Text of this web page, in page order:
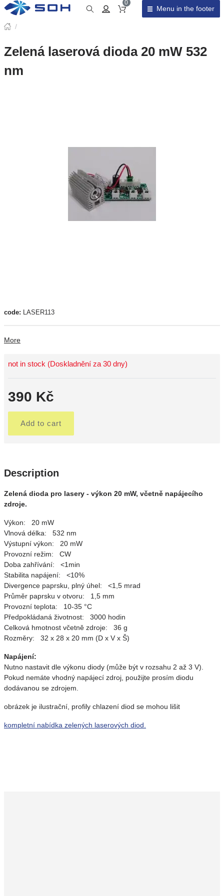
Cart total
0
Menu in the footer
/
Zelená laserová dioda 20 mW 532
nm
code: LASER113
More
not in stock (Doskladnění za 30 dny)
390 Kč
Add to cart
Description
Zelená dioda pro lasery - výkon 20 mW, včetně napájecího
zdroje.
Výkon: 20 mW
Vlnová délka: 532 nm
Výstupní výkon: 20 mW
Provozní režim: CW
Doba zahřívání: <1min
Stabilita napájení: <10%
Divergence paprsku, plný úhel: <1,5 mrad
Průměr paprsku v otvoru: 1,5 mm
Provozní teplota: 10-35 °C
Předpokládaná životnost: 3000 hodin
Celková hmotnost včetně zdroje: 36 g
Rozměry: 32 x 28 x 20 mm (D x V x Š)
Napájení:
Nutno nastavit dle výkonu diody (může být v rozsahu 2 až 3 V).
Pokud nemáte vhodný napájecí zdroj, použijte prosím diodu
dodávanou se zdrojem.
obrázek je ilustrační, profily chlazení diod se mohou lišit
kompletní nabídka zelených laserových diod.